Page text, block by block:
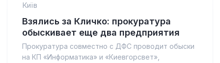
Київ
Взялись за Кличко: прокуратура
обыскивает еще два предприятия
Прокуратура совместно с ДФС проводит обыски
на КП «Информатика» и «Киевгорсвет»,